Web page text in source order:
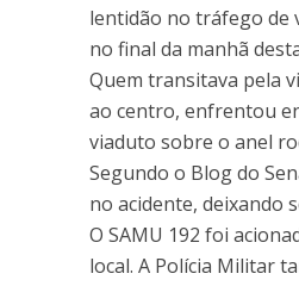
lentidão no tráfego de
no final da manhã
Quem transitava pela
ao centro, enfrentou
viaduto sobre o anel
Segundo o Blog do
no acidente, deixando
O SAMU 192 foi
local. A Polícia Militar